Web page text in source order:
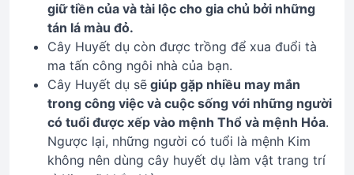
giữ tiền của và tài lộc cho gia chủ bởi những
tán lá màu đỏ.
Cây Huyết dụ còn được trồng để xua đuổi tà
ma tấn công ngôi nhà của bạn.
Cây Huyết dụ sẽ giúp gặp nhiều may mắn
trong công việc và cuộc sống với những người
có tuổi được xếp vào mệnh Thổ và mệnh Hỏa.
Ngược lại, những người có tuổi là mệnh Kim
không nên dùng cây huyết dụ làm vật trang trí